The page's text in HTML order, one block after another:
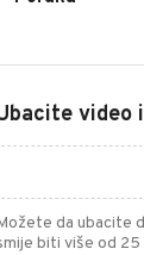
video
da ubacite
biti više od 25